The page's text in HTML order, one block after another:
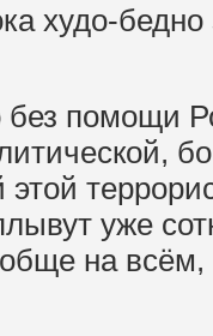
худо-
без помощи
уже
на всём,